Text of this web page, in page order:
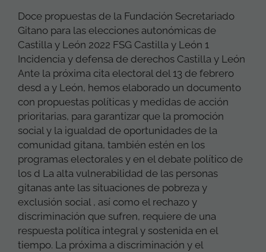
Doce propuestas de la Fundación Secretariado
Gitano para las elecciones autonómicas de
Castilla y León 2022 FSG Castilla y León 1
Incidencia y defensa de derechos Castilla y León
Ante la próxima cita electoral del 13 de febrero
desd a y León, hemos elaborado un documento
con propuestas políticas y medidas de acción
prioritarias, para garantizar que la promoción
social y la igualdad de oportunidades de la
comunidad gitana, también estén en los
programas electorales y en el debate político de
los d La alta vulnerabilidad de las personas
gitanas ante las situaciones de pobreza y
exclusión social , así como el rechazo y
discriminación que sufren, requiere de una
respuesta política integral y sostenida en el
tiempo. La próxima a discriminación y el